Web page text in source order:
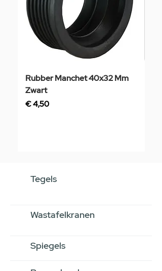
Rubber Manchet 40x32 Mm
Zwart
Prijs
€ 4,50
Tegels
Wastafelkranen
Spiegels